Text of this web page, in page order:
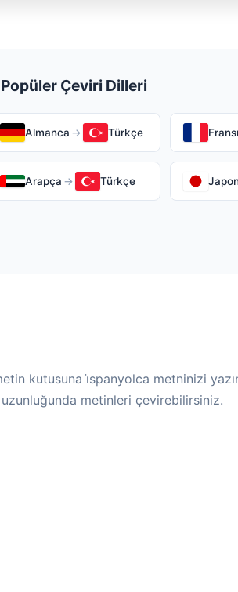
Popüler Çeviri Dilleri
Almanca → Türkçe
Arapça → Türkçe
kutusuna i̇spanyolca metninizi
metinleri çevirebilirsiniz.